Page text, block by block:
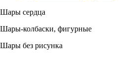
Шары сердца
Шары-колбаски, фигурные
Шары без рисунка